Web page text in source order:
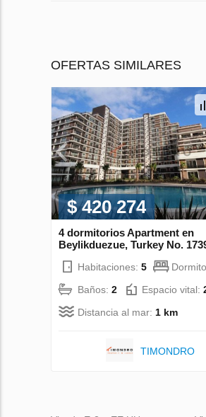
OFERTAS SIMILARES
$ 420 274
4 dormitorios Apartment en
Beylikduezue, Turkey No.
Habitaciones: 5
Baños: 2 Espacio vital:
Distancia al mar: 1 km
TIMONDRO